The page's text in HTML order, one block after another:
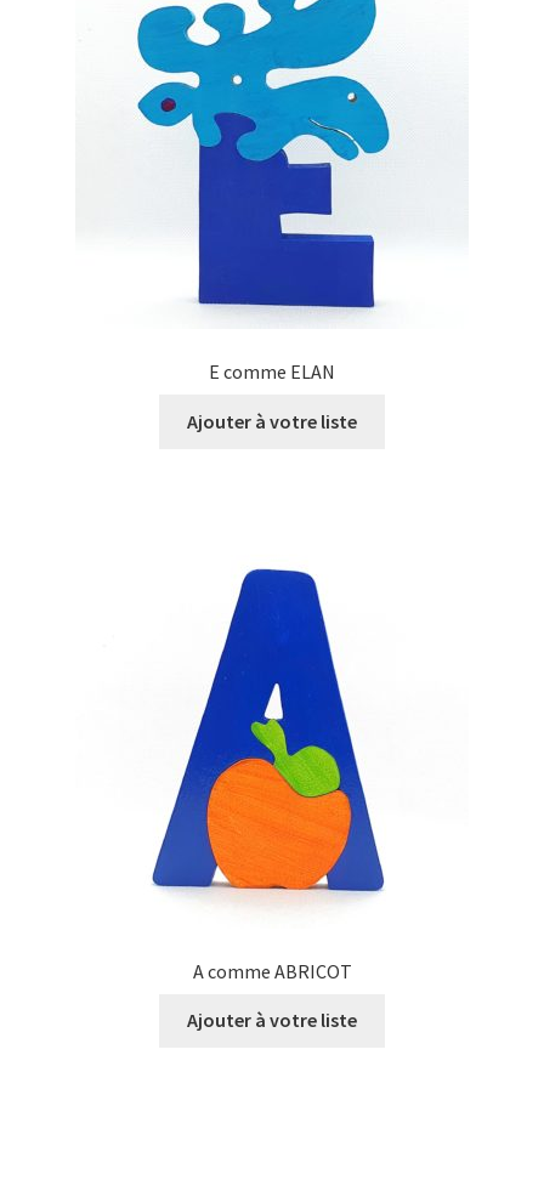
E comme ELAN
Ajouter à votre liste
A comme ABRICOT
Ajouter à votre liste